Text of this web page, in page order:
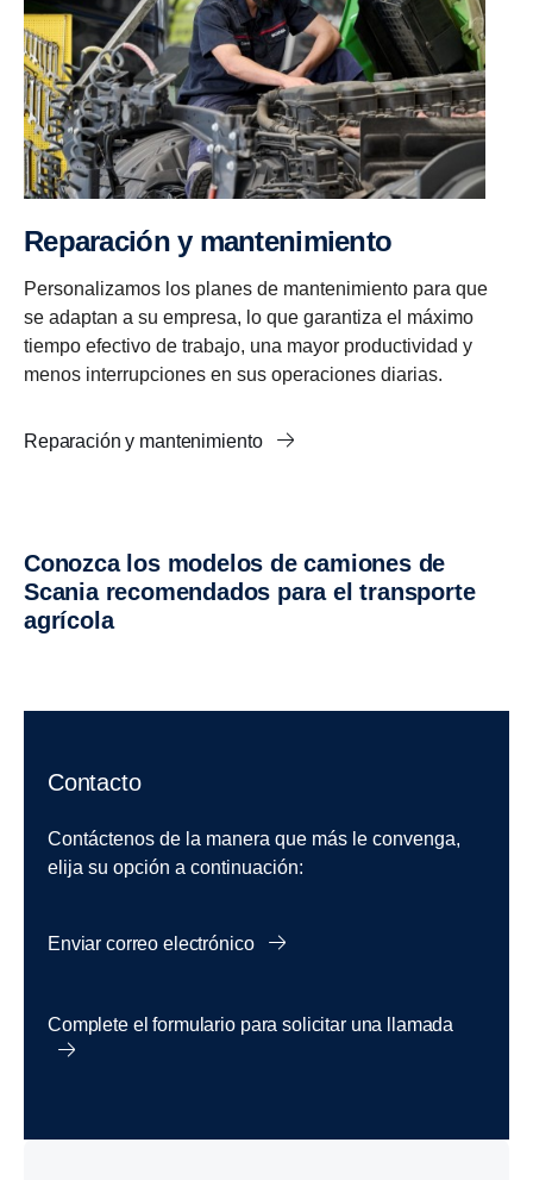
Reparación y mantenimiento
Personalizamos los planes de mantenimiento para que
se adaptan a su empresa, lo que garantiza el máximo
tiempo efectivo de trabajo, una mayor productividad y
menos interrupciones en sus operaciones diarias.
Reparación y mantenimiento
Conozca los modelos de camiones de
Scania recomendados para el transporte
agrícola
Contacto
Contáctenos de la manera que más le convenga,
elija su opción a continuación:
Enviar correo electrónico
Complete el formulario para solicitar una llamada